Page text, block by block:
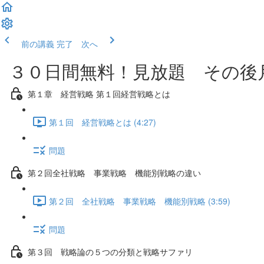
前の講義 完了 次へ
３０日間無料！見放題 その後
第１章 経営戦略 第１回経営戦略とは
第１回 経営戦略とは (4:27)
問題
第２回全社戦略 事業戦略 機能別戦略の違い
第２回 全社戦略 事業戦略 機能別戦略 (3:59)
問題
第３回 戦略論の５つの分類と戦略サファリ